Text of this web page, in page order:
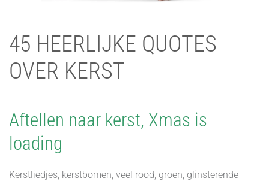
45 HEERLIJKE QUOTES
OVER KERST
Aftellen naar kerst, Xmas is
loading
Kerstliedjes, kerstbomen, veel rood, groen, glinsterende